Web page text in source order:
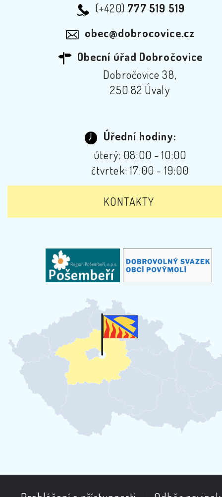
(+420) 777 519 519
obec@dobrocovice.cz
Obecní úřad Dobročovice
Dobročovice 38,
250 82 Úvaly
Úřední hodiny:
úterý: 08:00 - 10:00
čtvrtek: 17:00 - 19:00
KONTAKTY